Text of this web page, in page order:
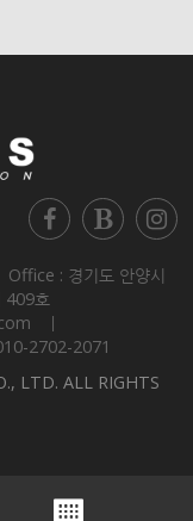
: 경기도 안양시
409호
ㅣ
2702-2071
LTD. ALL RIGHTS